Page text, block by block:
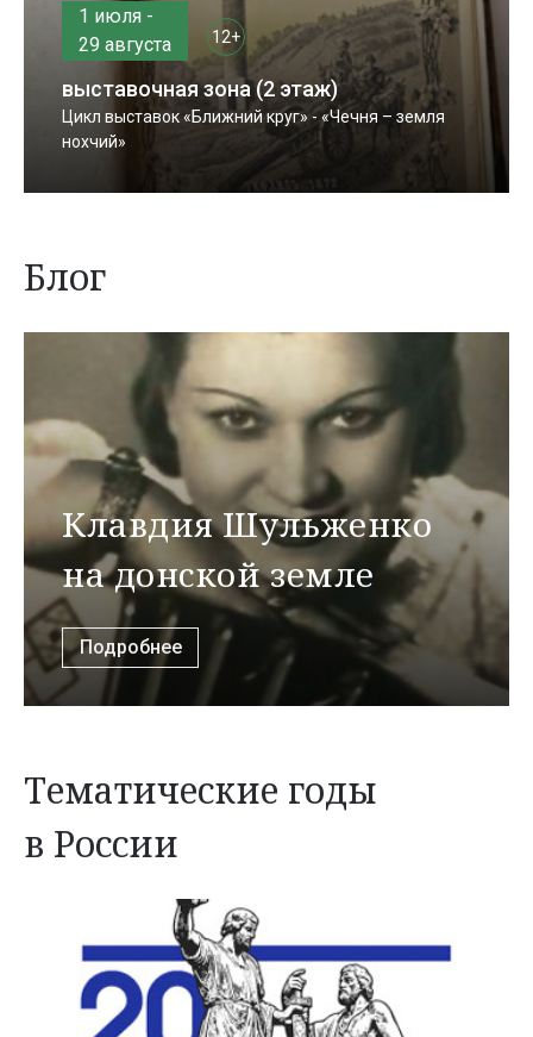
1 июля -
29 августа
12+
выставочная зона (2 этаж)
Цикл выставок «Ближний круг» - «Чечня – земля
нохчий»
Блог
Клавдия Шульженко
на донской земле
Подробнее
Тематические годы
в России